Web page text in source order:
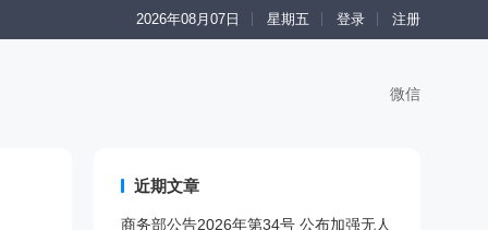
2026年08月07日 星期五 登录 注册
微信
近期文章
商务部公告2026年第34号 公布加强无人